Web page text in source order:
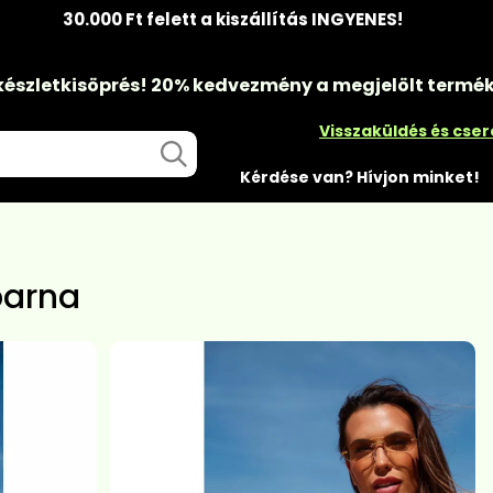
30.000 Ft felett a kiszállítás INGYENES!
20% kedvezménya megjelölt
Visszaküldés és
Kérdése van? Hívjon minket!